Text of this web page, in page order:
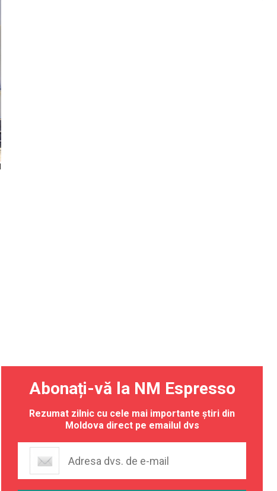
Abonați-vă la NM Espresso
Rezumat zilnic cu cele mai importante știri din
Moldova direct pe emailul dvs